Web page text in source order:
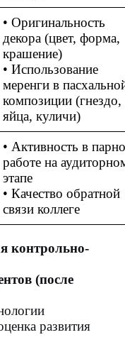
• Оригинальность
декора (цвет, форма,
крашение)
• Использование
меренги в
композиции (гнездо,
яйца, куличи)
• Активность в
работе на
этапе
• Качество обратной
связи коллеге
контрольно-
(после
развития